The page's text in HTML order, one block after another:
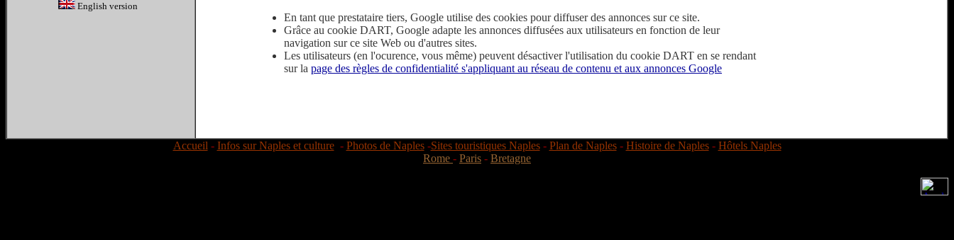
English version
En tant que prestataire tiers, Google utilise des cookies pour diffuser des annonces sur ce site.
Grâce au cookie DART, Google adapte les annonces diffusées aux utilisateurs en fonction de leur
navigation sur ce site Web ou d'autres sites.
Les utilisateurs (en l'ocurence, vous même) peuvent désactiver l'utilisation du cookie DART en se rendant
sur la page des règles de confidentialité s'appliquant au réseau de contenu et aux annonces Google
Accueil - Infos sur Naples et culture- Photos de Naples-Sites touristiques Naples- Plan de Naples- Histoire de Naples- Hôtels Naples
Rome - Paris - Bretagne